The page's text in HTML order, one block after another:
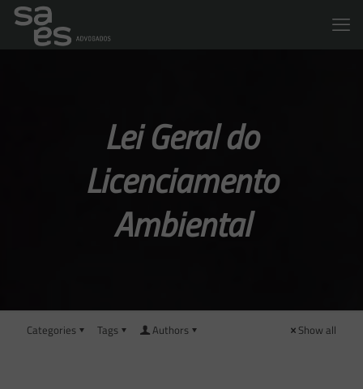
Lei Geral do
Licenciamento
Ambiental
Categories Tags Authors Show all